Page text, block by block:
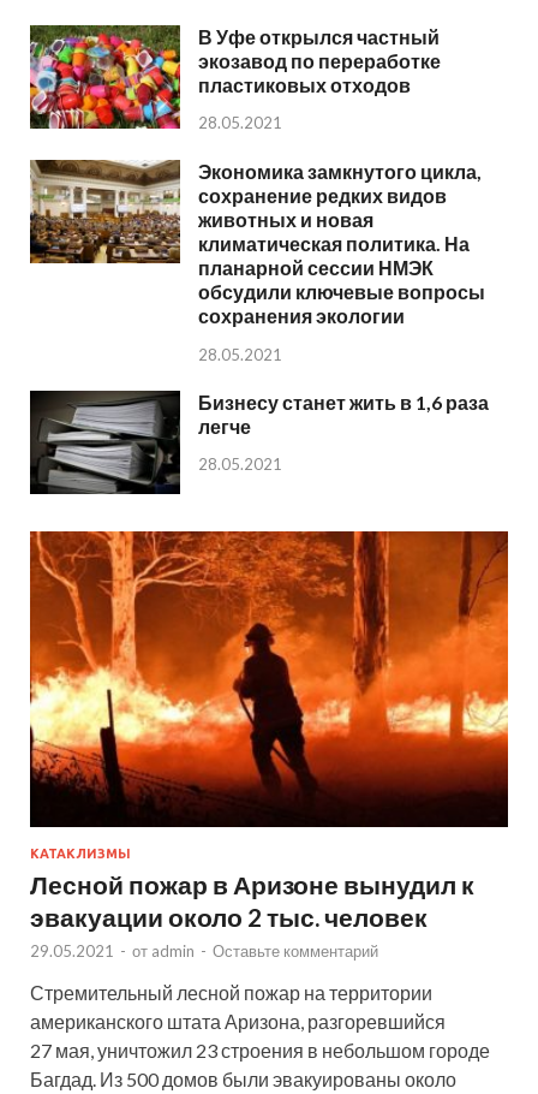
В Уфе открылся частный
экозавод по переработке
пластиковых отходов
28.05.2021
Экономика замкнутого цикла,
сохранение редких видов
животных и новая
климатическая политика. На
планарной сессии НМЭК
обсудили ключевые вопросы
сохранения экологии
28.05.2021
Бизнесу станет жить в 1,6 раза
легче
28.05.2021
КАТАКЛИЗМЫ
Лесной пожар в Аризоне вынудил к
эвакуации около 2 тыс. человек
29.05.2021 - от admin - Оставьте комментарий
Стремительный лесной пожар на территории
американского штата Аризона, разгоревшийся
27 мая, уничтожил 23 строения в небольшом городе
Багдад. Из 500 домов были эвакуированы около